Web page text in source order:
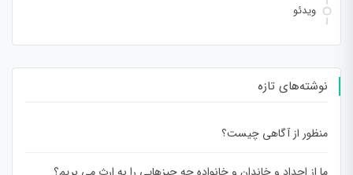
ویدئو
نوشته‌های تازه
منظور از آگاهی چیست؟